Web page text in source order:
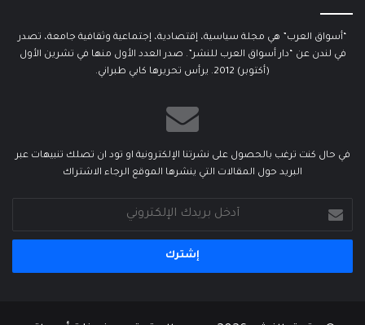
“أسواق العرب” هي مجلة سياسية، إقتصادية، إجتماعية وثقافية جامعة، تصدر
في لندن عن “دار أسواق العرب للنشر”. صدر العدد الأول منها في تشرين الأول
(أكتوبر) 2012. يرأس تحريرها كابي طبراني.
في حال كنت ترغب بالحصول على نشرتنا الإلكترونية او تود ان تصلك تنبيهات عبر
البريد حول المقالات التي ينشرها الموقع الرجاء الاشتراك
بريدك
الإلكتروني